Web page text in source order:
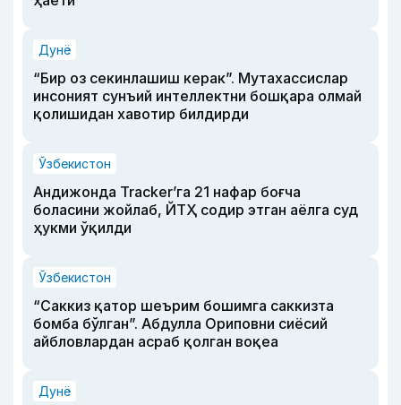
Дунё
“Бир оз секинлашиш керак”. Мутахассислар
инсоният сунъий интеллектни бошқара олмай
қолишидан хавотир билдирди
Ўзбекистон
Андижонда Tracker’га 21 нафар боғча
боласини жойлаб, ЙТҲ содир этган аёлга суд
ҳукми ўқилди
Ўзбекистон
“Саккиз қатор шеърим бошимга саккизта
бомба бўлган”. Абдулла Ориповни сиёсий
айбловлардан асраб қолган воқеа
Дунё